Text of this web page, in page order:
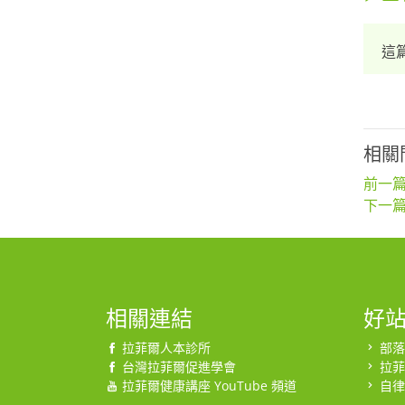
這
相關
前一
下一
相關連結
拉菲爾人本診所
台灣拉菲爾促進學會
拉菲爾健康講座 YouTube 頻道
好
部
拉
自